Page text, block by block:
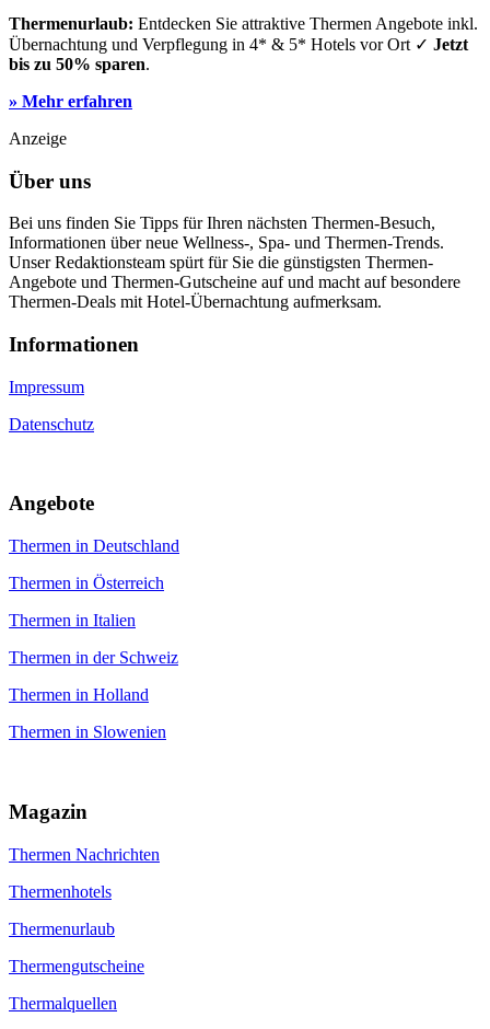
Thermenurlaub: Entdecken Sie attraktive Thermen Angebote inkl.
Übernachtung und Verpflegung in 4* & 5* Hotels vor Ort ✓ Jetzt
bis zu 50% sparen.
» Mehr erfahren
Anzeige
Über uns
Bei uns finden Sie Tipps für Ihren nächsten Thermen-Besuch,
Informationen über neue Wellness-, Spa- und Thermen-Trends.
Unser Redaktionsteam spürt für Sie die günstigsten Thermen-
Angebote und Thermen-Gutscheine auf und macht auf besondere
Thermen-Deals mit Hotel-Übernachtung aufmerksam.
Informa­tionen
Impressum
Datenschutz
An­gebote
Thermen in Deutschland
Thermen in Österreich
Thermen in Italien
Thermen in der Schweiz
Thermen in Holland
Thermen in Slowenien
Magazin
Thermen Nachrichten
Thermenhotels
Thermenurlaub
Thermengutscheine
Thermalquellen